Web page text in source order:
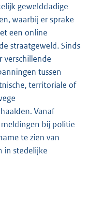
gewelddadige
waarbij er sprake
een online
straatgeweld. Sinds
verschillende
tussen
territoriale of
Vanaf
bij politie
te zien van
in stedelijke